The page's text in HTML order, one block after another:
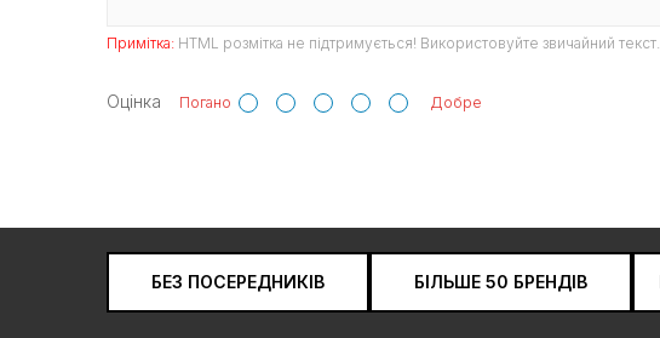
Примітка: HTML розмітка не підтримується! Використовуйте звичайний текст.
Оцінка Погано Добре
БЕЗ ПОСЕРЕДНИКІВ БІЛЬШЕ 50 БРЕНДІВ